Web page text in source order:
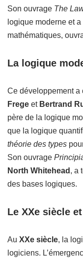
Son ouvrage The
logique moderne et
mathématiques,
La logique
Ce développement a
Frege et Bertrand
père de la logique
que la logique
théorie des types
Son ouvrage
North Whitehead , a
des bases logiques.
Le XXe siècle
Au XXe siècle, la
logiciens.